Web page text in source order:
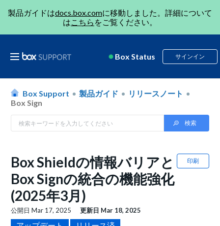
製品ガイドはdocs.box.comに移動しました。詳細について
はこちら をご覧ください。
Box Status サインイン
Box Support 製品ガイド
リリースノート
Box Sign
印刷
Box Shieldの情報バリアと
Box Signの統合の機能強化
(2025年3月)
公開日Mar 17, 2025 更新日 Mar 18, 2025